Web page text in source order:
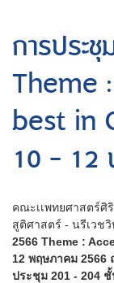
การประ
Theme
best in
10 - 12
คณะเเพทยศาสตร์ศิ
สูติศาสตร์ - นรีเวชวิ
2566 Theme :
12 พฤษภาคม
ประชุม 201 - 204